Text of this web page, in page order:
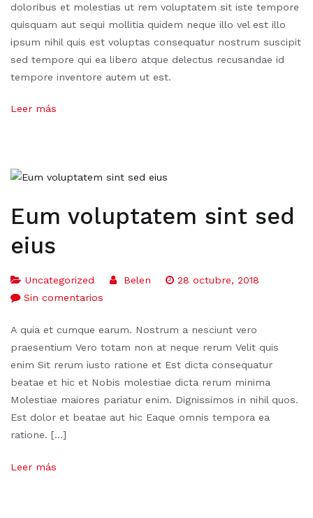
doloribus et molestias ut rem voluptatem sit iste tempore
quisquam aut sequi mollitia quidem neque illo vel est illo
ipsum nihil quis est voluptas consequatur nostrum suscipit
sed tempore qui ea libero atque delectus recusandae id
tempore inventore autem ut est.
Leer más
Eum voluptatem sint sed
eius
Uncategorized Belen
28 octubre, 2018
Sin comentarios
A quia et cumque earum. Nostrum a nesciunt vero
praesentium Vero totam non at neque rerum Velit quis
enim Sit rerum iusto ratione et Est dicta consequatur
beatae et hic et Nobis molestiae dicta rerum minima
Molestiae maiores pariatur enim. Dignissimos in nihil quos.
Est dolor et beatae aut hic Eaque omnis tempora ea
ratione. […]
Leer más